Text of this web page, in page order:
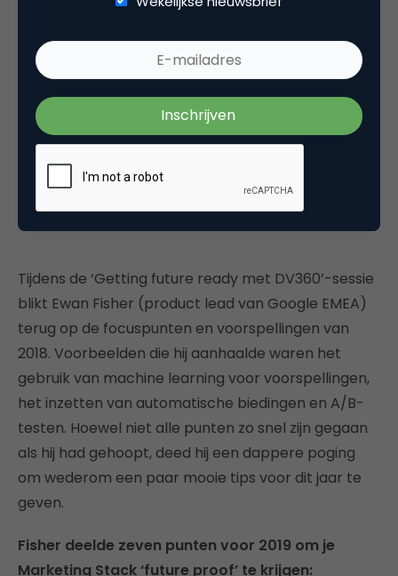
signalen en nieuwe modellen.
Tot slot misschien wel de belangrijkste: je
einddoel hoeft niet morgen klaar te zijn. Zet
“Hou het simpel zodat je snel live
kunt”
Tijdens de ‘Getting future ready met DV360’-sessie
blikt Ewan Fisher (product lead van Google EMEA)
terug op de focuspunten en voorspellingen van
2018. Voorbeelden die hij aanhaalde waren het
gebruik van machine learning voor voorspellingen,
het inzetten van automatische biedingen en A/B-
testen. Hoewel niet alle punten zo snel zijn gegaan
als hij had gehoopt, deed hij een dappere poging
om wederom een paar mooie tips voor dit jaar te
geven.
Fisher deelde zeven punten voor 2019 om je
Marketing Stack ‘future proof’ te krijgen: